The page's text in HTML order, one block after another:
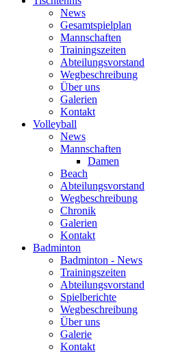
News
Gesamtspielplan
Mannschaften
Trainingszeiten
Abteilungsvorstand
Wegbeschreibung
Über uns
Galerien
Kontakt
Volleyball
News
Mannschaften
Damen
Beach
Abteilungsvorstand
Wegbeschreibung
Chronik
Galerien
Kontakt
Badminton
Badminton - News
Trainingszeiten
Abteilungsvorstand
Spielberichte
Wegbeschreibung
Über uns
Galerie
Kontakt